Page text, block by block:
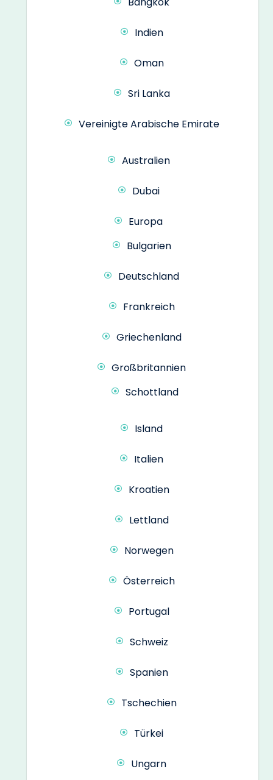
Indien
Oman
Sri Lanka
Vereinigte Arabische Emirate
Australien
Dubai
Europa
Bulgarien
Deutschland
Frankreich
Griechenland
Großbritannien
Schottland
Island
Italien
Kroatien
Lettland
Norwegen
Österreich
Portugal
Schweiz
Spanien
Tschechien
Türkei
Ungarn